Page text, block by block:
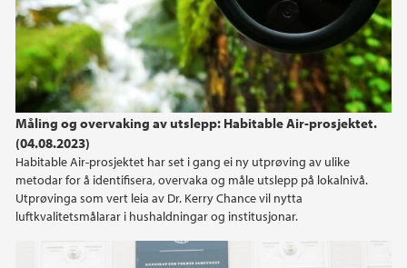
Måling og overvaking av utslepp: Habitable Air-prosjektet.
(04.08.2023)
Habitable Air-prosjektet har set i gang ei ny utprøving av ulike
metodar for å identifisera, overvaka og måle utslepp på lokalnivå.
Utprøvinga som vert leia av Dr. Kerry Chance vil nytta
luftkvalitetsmålarar i hushaldningar og institusjonar.